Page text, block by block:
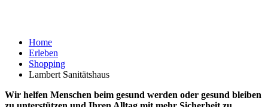
Home
Erleben
Shopping
Lambert Sanitätshaus
Wir helfen Menschen beim gesund werden oder gesund bleiben